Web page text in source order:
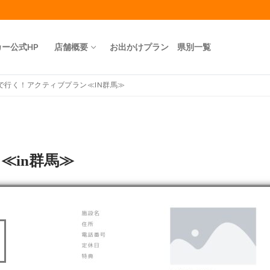
公式HP 店舗概要 お出かけプラン 県別一覧
行く！アクティブプラン≪IN群馬≫
≪in群馬≫